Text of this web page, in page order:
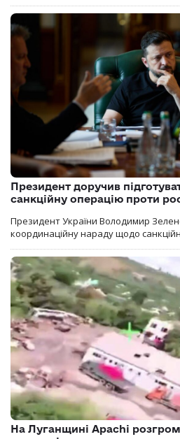
Президент доручив
санкційну операцію проти
Президент України Володимир
координаційну нараду щодо
На Луганщині Apachi